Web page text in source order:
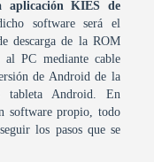
aplicación KIES de
software será el
descarga de la ROM
al PC mediante cable
de Android de la
tableta Android. En
software propio, todo
los pasos que se